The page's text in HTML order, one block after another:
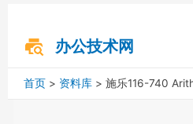
办公技术网
首页 资料库 施乐116-740